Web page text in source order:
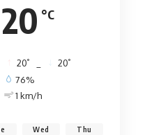
20 °C
20° 20°
76%
1 km/h
Wed Thu